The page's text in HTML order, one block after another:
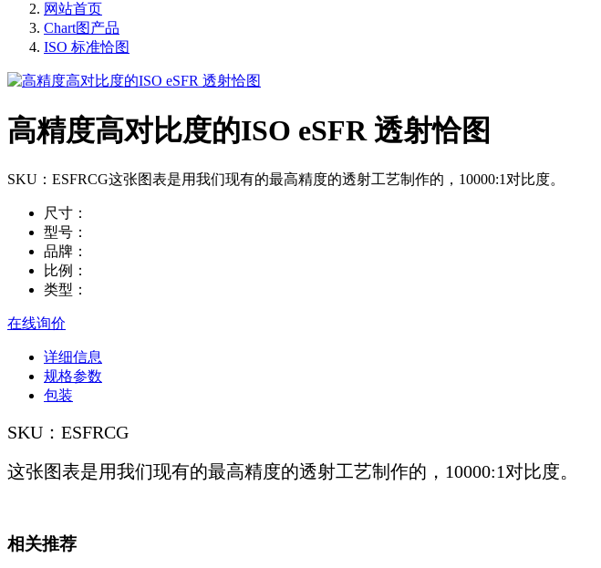
网站首页
Chart图产品
ISO 标准恰图
高精度高对比度的ISO eSFR 透射恰图
SKU：ESFRCG这张图表是用我们现有的最高精度的透射工艺制作的，10000:1对比度。
尺寸：
型号：
品牌：
比例：
类型：
在线询价
详细信息
规格参数
包装
SKU：ESFRCG
这张图表是用我们现有的最高精度的透射工艺制作的，10000:1对比度。
相关推荐